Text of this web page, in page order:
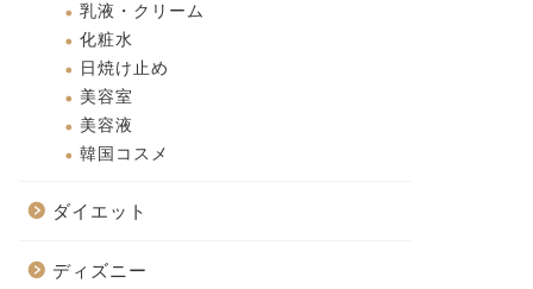
乳液・クリーム
化粧水
日焼け止め
美容室
美容液
韓国コスメ
ダイエット
ディズニー